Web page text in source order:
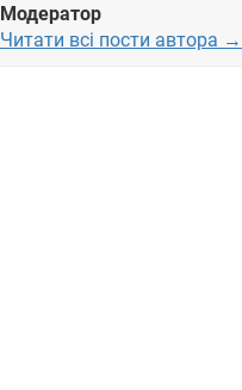
Модератор
Читати всі пости автора →